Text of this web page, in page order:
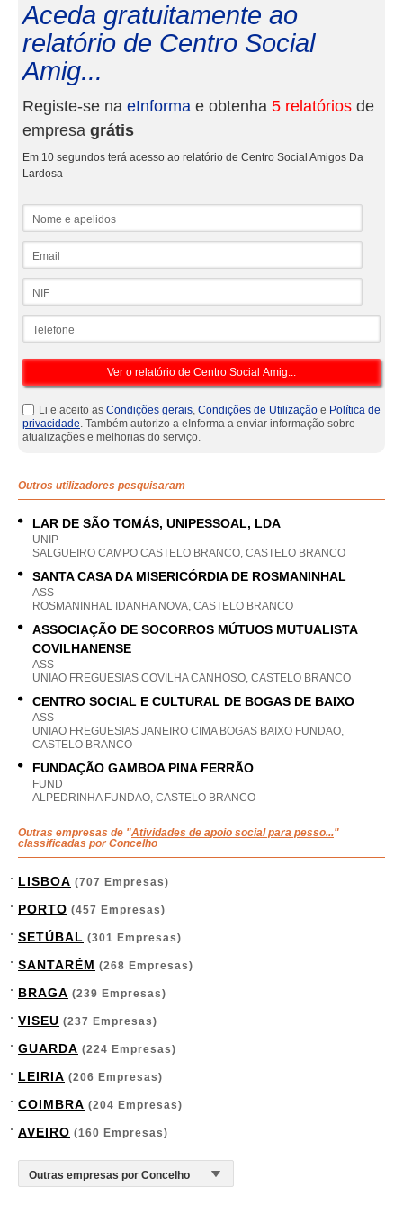
Aceda gratuitamente ao
relatório de Centro Social
Amig...
Registe-se na eInforma e obtenha 5 relatórios de
empresa grátis
Em 10 segundos terá acesso ao relatório de Centro Social Amigos Da
Lardosa
Li e aceito as Condições gerais, Condições de Utilização e Política de
privacidade. Também autorizo a eInforma a enviar informação sobre
atualizações e melhorias do serviço.
Outros utilizadores pesquisaram
LAR DE SÃO TOMÁS, UNIPESSOAL, LDA
UNIP
SALGUEIRO CAMPO CASTELO BRANCO, CASTELO BRANCO
SANTA CASA DA MISERICÓRDIA DE ROSMANINHAL
ASS
ROSMANINHAL IDANHA NOVA, CASTELO BRANCO
ASSOCIAÇÃO DE SOCORROS MÚTUOS MUTUALISTA
COVILHANENSE
ASS
UNIAO FREGUESIAS COVILHA CANHOSO, CASTELO BRANCO
CENTRO SOCIAL E CULTURAL DE BOGAS DE BAIXO
ASS
UNIAO FREGUESIAS JANEIRO CIMA BOGAS BAIXO FUNDAO,
CASTELO BRANCO
FUNDAÇÃO GAMBOA PINA FERRÃO
FUND
ALPEDRINHA FUNDAO, CASTELO BRANCO
Outras empresas de "Atividades de apoio social para pesso..."
classificadas por Concelho
LISBOA (707 Empresas)
PORTO (457 Empresas)
SETÚBAL (301 Empresas)
SANTARÉM (268 Empresas)
BRAGA (239 Empresas)
VISEU (237 Empresas)
GUARDA (224 Empresas)
LEIRIA (206 Empresas)
COIMBRA (204 Empresas)
AVEIRO (160 Empresas)